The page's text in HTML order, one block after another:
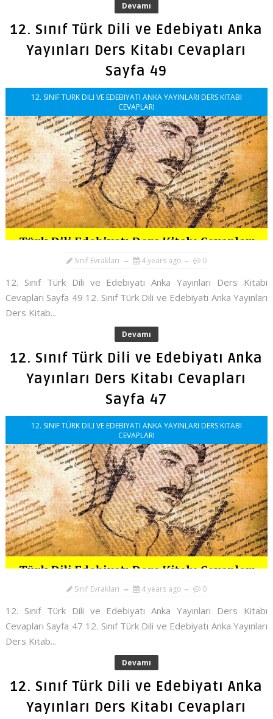
Devamı
12. Sınıf Türk Dili ve Edebiyatı Anka
Yayınları Ders Kitabı Cevapları
Sayfa 49
12. SINIF TÜRK DILI VE EDEBIYATI ANKA YAYINLARI DERS KITABI
CEVAPLARI
Sınıf Evrakları 4 years ago 0
12. Sınıf Türk Dili ve Edebiyatı Anka Yayınları Ders Kitabı
Cevapları Sayfa 49 12. Sınıf Türk Dili ve Edebiyatı Anka Yayınları
Ders Kitab...
Devamı
12. Sınıf Türk Dili ve Edebiyatı Anka
Yayınları Ders Kitabı Cevapları
Sayfa 47
12. SINIF TÜRK DILI VE EDEBIYATI ANKA YAYINLARI DERS KITABI
CEVAPLARI
Sınıf Evrakları 4 years ago 0
12. Sınıf Türk Dili ve Edebiyatı Anka Yayınları Ders Kitabı
Cevapları Sayfa 47 12. Sınıf Türk Dili ve Edebiyatı Anka Yayınları
Ders Kitab...
Devamı
12. Sınıf Türk Dili ve Edebiyatı Anka
Yayınları Ders Kitabı Cevapları